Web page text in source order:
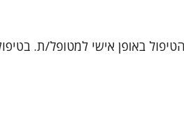
באופן אישי למטופל/ת.